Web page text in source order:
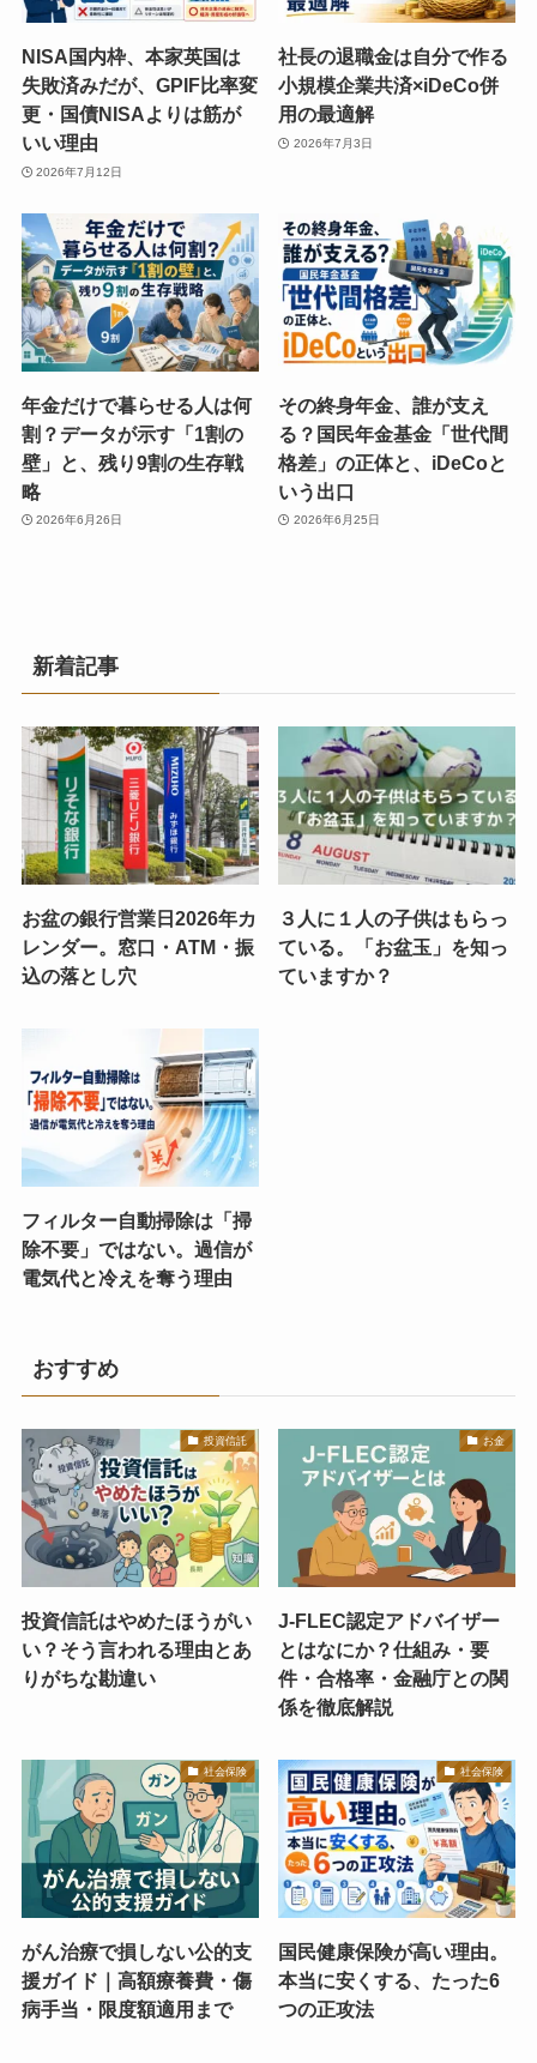
NISA国内枠、本家英国は
失敗済みだが、GPIF比率変
更・国債NISAよりは筋が
いい理由
2026年7月12日
社長の退職金は自分で作る
小規模企業共済×iDeCo併
用の最適解
2026年7月3日
年金だけで暮らせる人は何
割？データが示す「1割の
壁」と、残り9割の生存戦
略
2026年6月26日
その終身年金、誰が支え
る？国民年金基金「世代間
格差」の正体と、iDeCoと
いう出口
2026年6月25日
新着記事
お盆の銀行営業日2026年カ
レンダー。窓口・ATM・振
込の落とし穴
３人に１人の子供はもらっ
ている。「お盆玉」を知っ
ていますか？
フィルター自動掃除は「掃
除不要」ではない。過信が
電気代と冷えを奪う理由
おすすめ
投資信託
投資信託はやめたほうがい
い？そう言われる理由とあ
りがちな勘違い
お金
J-FLEC認定アドバイザー
とはなにか？仕組み・要
件・合格率・金融庁との関
係を徹底解説
社会保険
がん治療で損しない公的支
援ガイド｜高額療養費・傷
病手当・限度額適用まで
社会保険
国民健康保険が高い理由。
本当に安くする、たった6
つの正攻法